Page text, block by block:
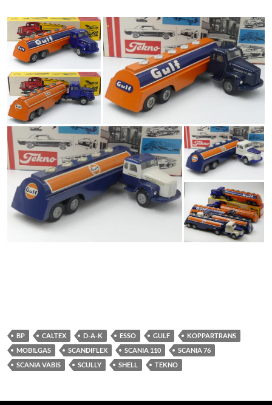
BP CALTEX D-A-K ESSO GULF
KOPPARTRANS
MOBILGAS
SCANDIFLEX SCANIA 110
SCANIA 76
SCANIA VABIS
SCULLY SHELL TEKNO